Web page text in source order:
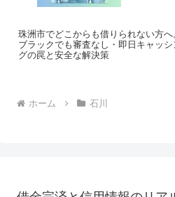
珠洲市でどこからも借りられない方へ
ブラックでも審査なし・即日キャッシ
グの罠と安全な解決策
ホーム 石川